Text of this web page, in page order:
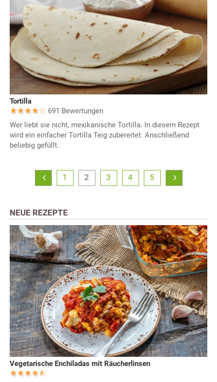
Tortilla
691 Bewertungen
Wer liebt sie nicht, mexikanische Tortilla. In diesem Rezept
wird ein einfacher Tortilla Teig zubereitet. Anschließend
beliebig gefüllt.
1 2 3 4 5
NEUE REZEPTE
Vegetarische Enchiladas mit Räucherlinsen